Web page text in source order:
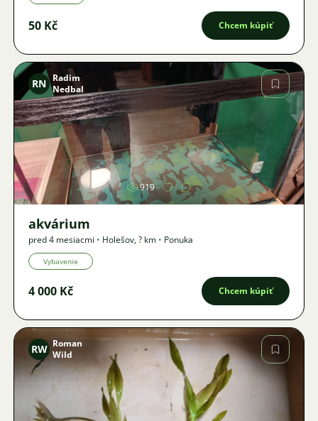
50 Kč Chcem kúpiť
Obrázok
RN Radim
Nedbal
919
akvárium
pred 4 mesiacmi • Holešov,? km • Ponuka
Vybavenie
4 000 Kč Chcem kúpiť
Obrázok
RW Roman
Wild